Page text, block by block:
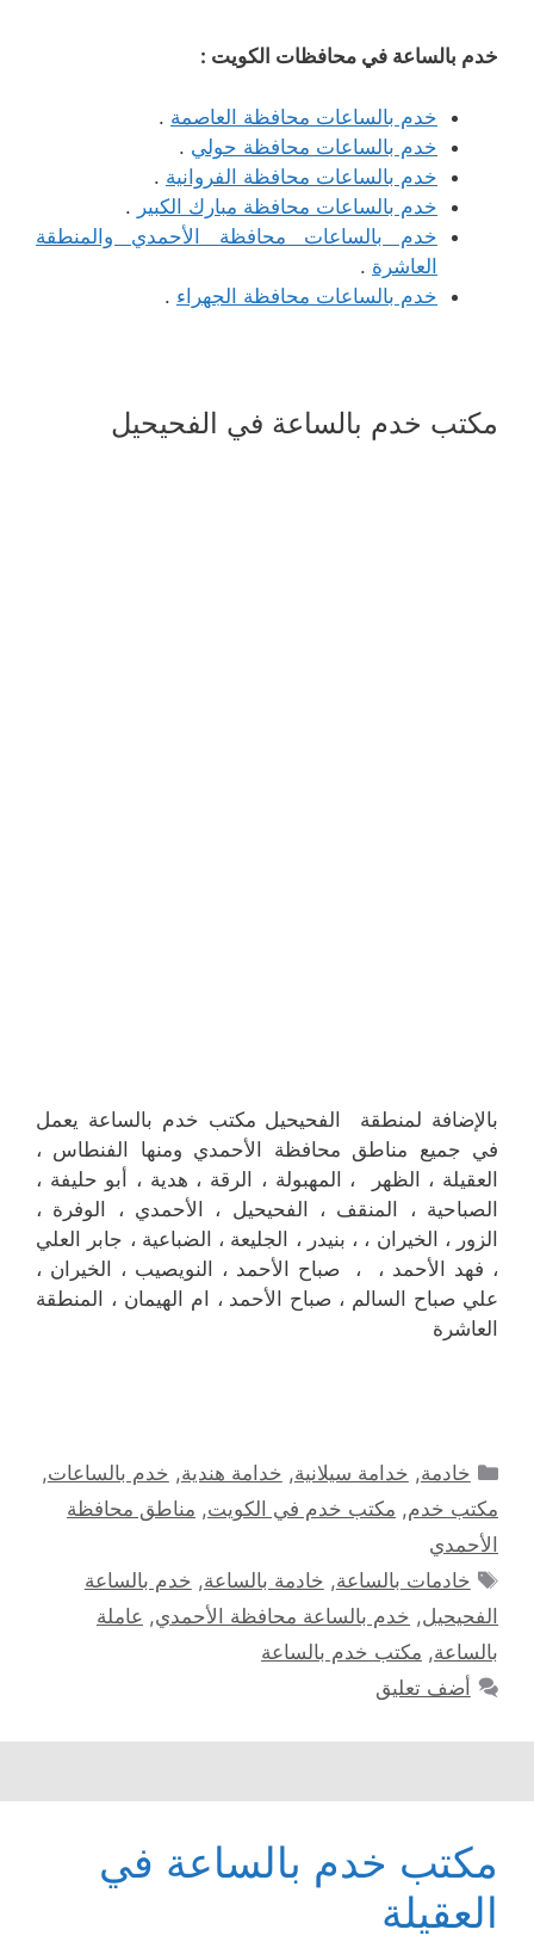
خدم بالساعة في محافظات الكويت :
خدم بالساعات محافظة العاصمة .
خدم بالساعات محافظة حولي .
خدم بالساعات محافظة الفروانية .
خدم بالساعات محافظة مبارك الكبير .
خدم بالساعات محافظة الأحمدي والمنطقة
العاشرة .
خدم بالساعات محافظة الجهراء .
مكتب خدم بالساعة في الفحيحيل
بالإضافة لمنطقة الفحيحيل مكتب خدم بالساعة يعمل
في جميع مناطق محافظة الأحمدي ومنها الفنطاس ،
العقيلة ، الظهر ، المهبولة ، الرقة ، هدية ، أبو حليفة ،
الصباحية ، المنقف ، الفحيحيل ، الأحمدي ، الوفرة ،
الزور ، الخيران ، ، بنيدر ، الجليعة ، الضباعية ، جابر العلي
، فهد الأحمد ، ، صباح الأحمد ، النويصيب ، الخيران ،
علي صباح السالم ، صباح الأحمد ، ام الهيمان ، المنطقة
العاشرة
التصنيفات
خادمة, خدامة سيلانية, خدامة هندية, خدم بالساعات,
مكتب خدم, مكتب خدم في الكويت, مناطق محافظة
الأحمدي
الوسوم
خادمات بالساعة, خادمة بالساعة, خدم بالساعة
الفحيحيل, خدم بالساعة محافظة الأحمدي, عاملة
بالساعة, مكتب خدم بالساعة
أضف تعليق
مكتب خدم بالساعة في
العقيلة